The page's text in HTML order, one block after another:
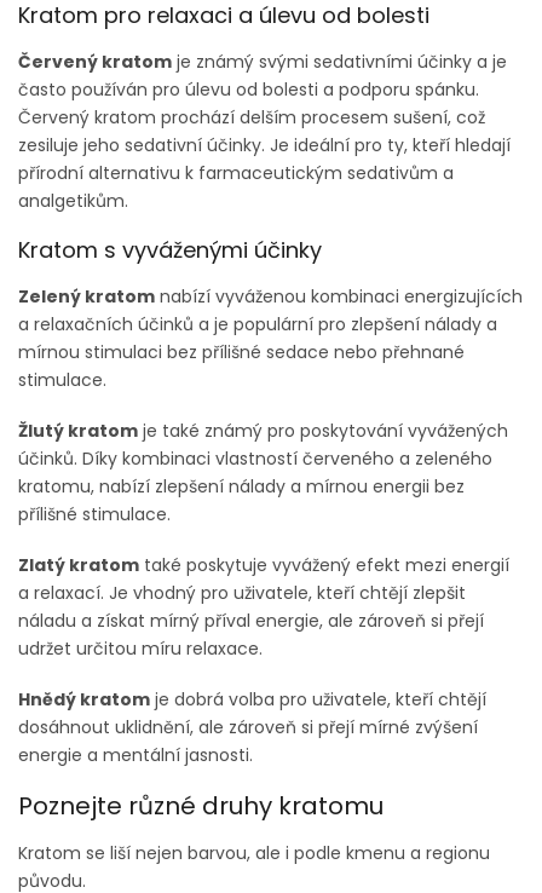
Kratom pro relaxaci a úlevu od bolesti
Červený kratom je známý svými sedativními účinky a je
často používán pro úlevu od bolesti a podporu spánku.
Červený kratom prochází delším procesem sušení, což
zesiluje jeho sedativní účinky. Je ideální pro ty, kteří hledají
přírodní alternativu k farmaceutickým sedativům a
analgetikům.
Kratom s vyváženými účinky
Zelený kratom nabízí vyváženou kombinaci energizujících
a relaxačních účinků a je populární pro zlepšení nálady a
mírnou stimulaci bez přílišné sedace nebo přehnané
stimulace.
Žlutý kratom je také známý pro poskytování vyvážených
účinků. Díky kombinaci vlastností červeného a zeleného
kratomu, nabízí zlepšení nálady a mírnou energii bez
přílišné stimulace.
Zlatý kratom také poskytuje vyvážený efekt mezi energií
a relaxací. Je vhodný pro uživatele, kteří chtějí zlepšit
náladu a získat mírný příval energie, ale zároveň si přejí
udržet určitou míru relaxace.
Hnědý kratom je dobrá volba pro uživatele, kteří chtějí
dosáhnout uklidnění, ale zároveň si přejí mírné zvýšení
energie a mentální jasnosti.
Poznejte různé druhy kratomu
Kratom se liší nejen barvou, ale i podle kmenu a regionu
původu.